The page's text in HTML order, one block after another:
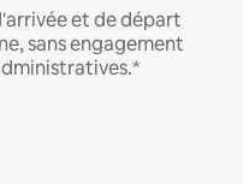
et de départ
sans engagement